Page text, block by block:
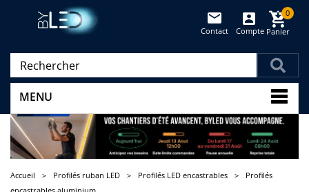
Panier
0
Compte
Contact
MENU
Accueil > Profilés ruban LED > Profilés LED encastrables >
Profilés